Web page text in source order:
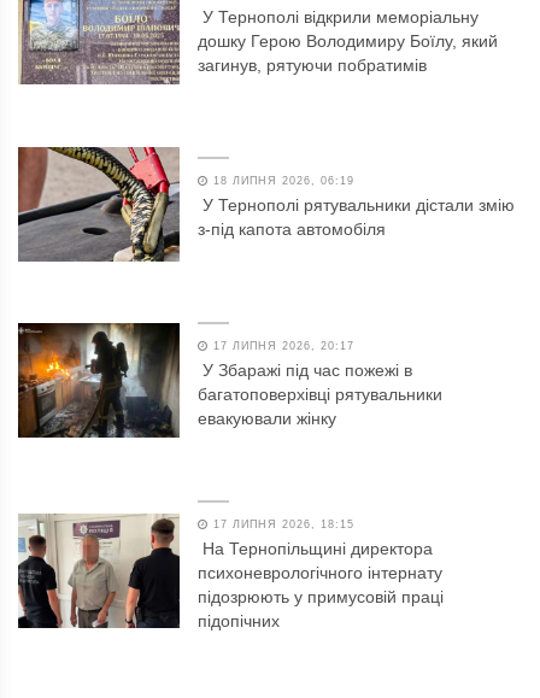
У Тернополі відкрили меморіальну
дошку Герою Володимиру Боїлу, який
загинув, рятуючи побратимів
18 ЛИПНЯ 2026, 06:19
У Тернополі рятувальники дістали змію
з-під капота автомобіля
17 ЛИПНЯ 2026, 20:17
У Збаражі під час пожежі в
багатоповерхівці рятувальники
евакуювали жінку
17 ЛИПНЯ 2026, 18:15
На Тернопільщині директора
психоневрологічного інтернату
підозрюють у примусовій праці
підопічних